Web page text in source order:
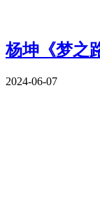
杨坤《梦之
2024-06-07